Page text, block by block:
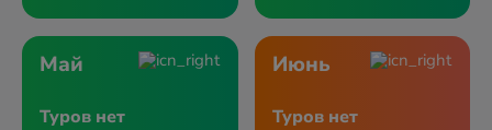
Май
Туров нет
Июнь
Туров нет